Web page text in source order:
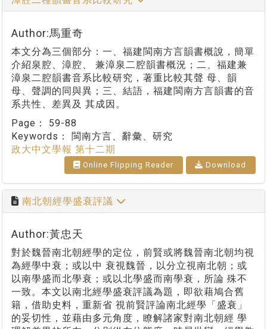
Author:馬重奇
本文分為三個部分：一、福建閩南方言韻書概說，簡單
介紹泉腔、漳腔、 兼漳泉二腔韻書概況；二、福建兼
漳泉二腔韻書音系比較研究，著重比較其聲 母、韻
母、聲調的同與異；三、結語，福建閩南方言韻書的音
系共性、差異及 其成因。
Page： 59-88
Keywords： 閩南方言、辭彙、研究
政大中文學報 第十二期
Online Flipping Reader Download
南北朝經學盛衰評議
Author:黃忠天
對於魏晉南北朝經學的定位，前賢或將魏晉南北朝均視
為經學中衰；或以中 衰視魏晉，以分立視南北朝；或
以南學盛而北學衰；或以北學盛而南學衰，所論 殊不
一致。本文以南北經學盛衰評議為題，即欲藉鳩合舊
籍，借助史料，重新省 視前賢評論南北經學「盛衰」
的妥切性，並藉由多元角度，瞭解諸家對南北朝經 學